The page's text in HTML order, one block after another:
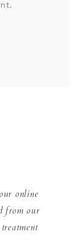
online
from our